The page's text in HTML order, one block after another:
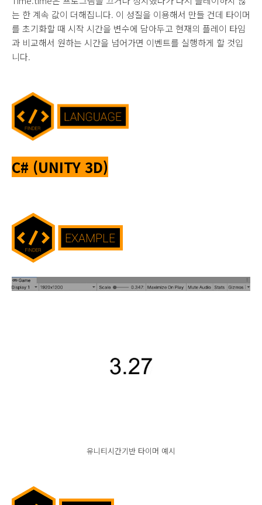
는 한 계속 값이 더해집니다. 이 성질을 이용해서 만들 건데 타이머
를 초기화할 때 시작 시간을 변수에 담아두고 현재의 플레이 타임
과 비교해서 원하는 시간을 넘어가면 이벤트를 실행하게 할 것입
니다.
C# (UNITY 3D)
유니티시간기반 타이머 예시